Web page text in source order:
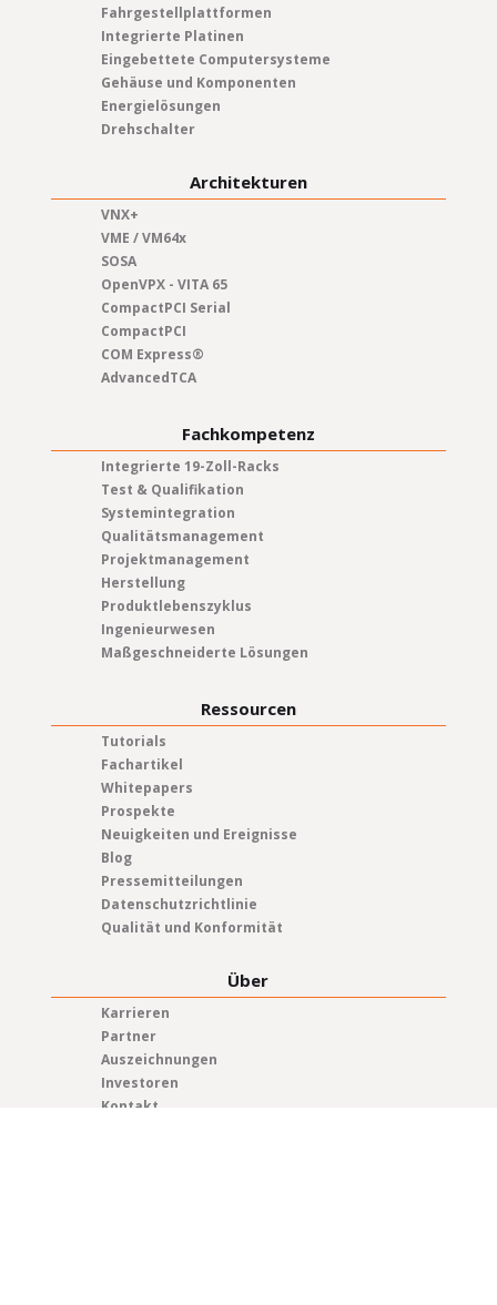
Fahrgestellplattformen
Integrierte Platinen
Eingebettete Computersysteme
Gehäuse und Komponenten
Energielösungen
Drehschalter
Architekturen
VNX+
VME / VM64x
SOSA
OpenVPX - VITA 65
CompactPCI Serial
CompactPCI
COM Express®
AdvancedTCA
Fachkompetenz
Integrierte 19-Zoll-Racks
Test & Qualifikation
Systemintegration
Qualitätsmanagement
Projektmanagement
Herstellung
Produktlebenszyklus
Ingenieurwesen
Maßgeschneiderte Lösungen
Ressourcen
Tutorials
Fachartikel
Whitepapers
Prospekte
Neuigkeiten und Ereignisse
Blog
Pressemitteilungen
Datenschutzrichtlinie
Qualität und Konformität
Über
Karrieren
Partner
Auszeichnungen
Investoren
Kontakt